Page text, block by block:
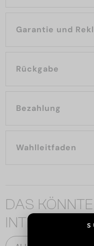
Garantie und
Rückgabe
Bezahlung
Wahlleitfaden
DAS